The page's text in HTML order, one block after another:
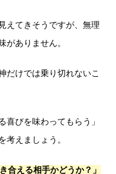
えてきそうですが、無理
がありません。
だけでは乗り切れないこ
喜びを味わってもらう」
考えましょう。
合える相手かどうか？」